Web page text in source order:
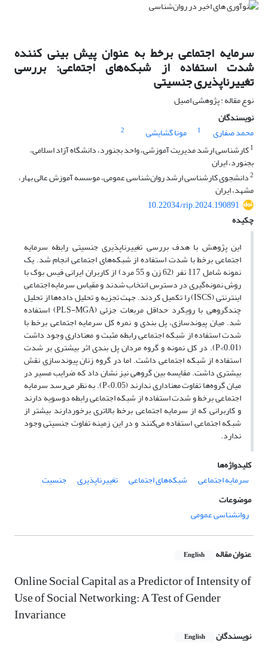
سرمایه اجتماعی برخط به عنوان پیش بینی کننده
شدت استفاده از شبکه‌های اجتماعی: بررسی
تغییرناپذیری جنسیتی
نوع مقاله : پژوهشی اصیل
نویسندگان
محمد صفاری
1 مونا گشایشی
2
1کارشناسی ارشد مدیریت آموزشی، واحد بجنورد، دانشگاه آزاد اسلامی،
بجنورد، ایران
2دانشجوی کارشناسی ارشد روان‌شناسی عمومی، موسسه آموزش عالی بهار،
مشهد، ایران
10.22034/rip.2024.190891
چکیده
این پژوهش با هدف بررسی تغییرناپذیری جنسیتی رابطه سرمایه
اجتماعی برخط با شدت استفاده از شبکه‌های اجتماعی انجام شد. یک
نمونه شامل 117 نفر (62 زن و 55 مرد) از کاربران ایرانی فیس بوک با
روش نمونه‌گیری در دسترس انتخاب شدند و مقیاس سرمایه اجتماعی
اینترنتی (ISCS) را تکمیل کردند. جهت تجزیه و تحلیل داده‌ها از تحلیل
چندگروهی با رویکرد حداقل مربعات جزئی (PLS-MGA) استفاده
شد. میان پیوندسازی، پل بندی و نمره کل سرمایه اجتماعی برخط با
شدت استفاده از شبکه اجتماعی رابطه مثبت و معناداری وجود داشت
(0.01>P). در کل نمونه و گروه مردان پل بندی اثر بیشتری بر شدت
استفاده از شبکه اجتماعی داشت. اما در گروه زنان پیوندسازی نقش
بیشتری داشت. مقایسه بین گروهی نیز نشان داد که ضرایب مسیر در
میان گروه‌ها تفاوت معناداری ندارند (0.05>P). به نظر می‌رسد سرمایه
اجتماعی برخط و شدت استفاده از شبکه اجتماعی رابطه دوسویه دارند
و کاربرانی که از سرمایه اجتماعی برخط بالاتری برخوردارند بیشتر از
شبکه اجتماعی استفاده می‌کنند و در این زمینه تفاوت جنسیتی وجود
ندارد.
کلیدواژه‌ها
سرمایه اجتماعی
شبکه‌های اجتماعی تغییرناپذیری
جنسیت
موضوعات
روانشناسی عمومی
عنوان مقاله English
Online Social Capital as a Predictor of Intensity of
Use of Social Networking: A Test of Gender
Invariance
نویسندگان English